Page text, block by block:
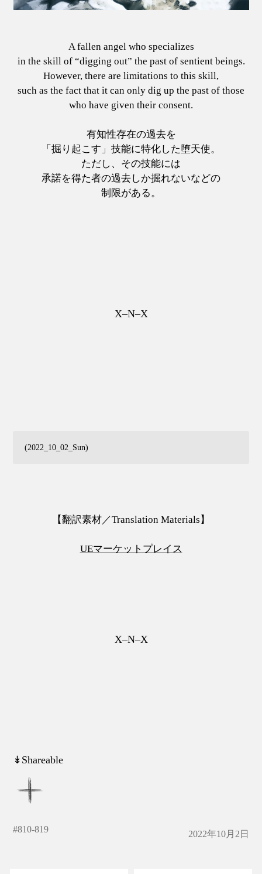
A fallen angel who specializes
in the skill of “digging out” the past of sentient beings.
However, there are limitations to this skill,
such as the fact that it can only dig up the past of those
who have given their consent.
有知性存在の過去を
「掘り起こす」技能に特化した堕天使。
ただし、その技能には
承諾を得た者の過去しか掘れないなどの
制限がある。
X–N–X
(2022_10_02_Sun)
【翻訳素材／Translation Materials】
UEマーケットプレイス
X–N–X
↡Shareable
#810-819 2022年10月2日